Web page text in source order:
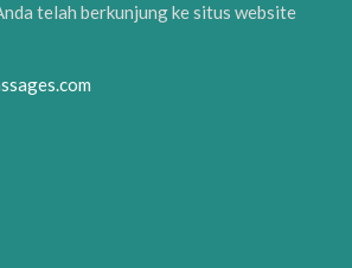
telah berkunjung ke situs website